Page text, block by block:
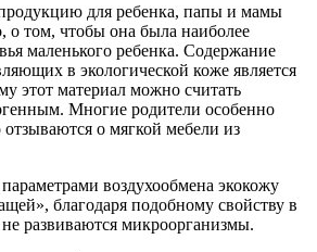
для ребенка, папы и мамы
о том, чтобы она была наиболее
маленького ребенка. Содержание
в экологической коже является
этот материал можно считать
Многие родители особенно
о мягкой мебели из
воздухообмена экокожу
благодаря подобному свойству в
развиваются микроорганизмы.